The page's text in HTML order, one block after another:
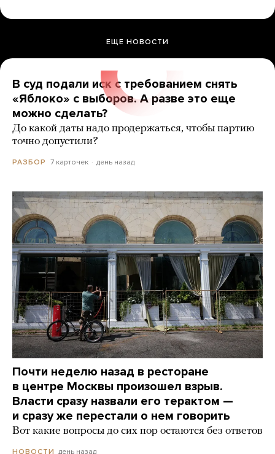
ЕЩЕ НОВОСТИ
В суд подали иск с требованием снять
«Яблоко» с выборов. А разве это еще
можно сделать?
До какой даты надо продержаться, чтобы партию
точно допустили?
РАЗБОР 7 карточек день назад
Почти неделю назад в ресторане
в центре Москвы произошел взрыв.
Власти сразу назвали его терактом —
и сразу же перестали о нем говорить
Вот какие вопросы до сих пор остаются без ответов
НОВОСТИ день назад